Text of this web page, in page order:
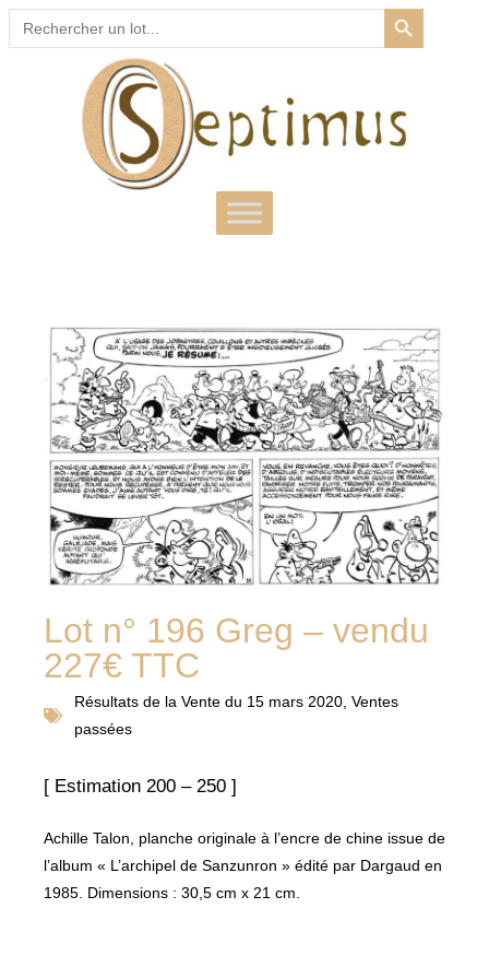
Search
for:
SEARCH BUTTON
Lot n° 196 Greg – vendu
227€ TTC
Résultats de la Vente du 15 mars 2020, Ventes
passées
[ Estimation 200 – 250 ]
Achille Talon, planche originale à l’encre de chine issue de
l’album « L’archipel de Sanzunron » édité par Dargaud en
1985. Dimensions : 30,5 cm x 21 cm.